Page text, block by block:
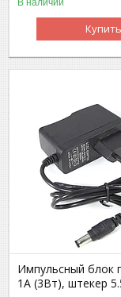
В наличии
Купить
Импульсный блок
1A (3Вт), штекер